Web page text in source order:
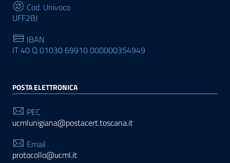
Cod. Univoco
UFF2BJ
IBAN
IT 40 Q 01030 69910 000000354949
POSTA ELETTRONICA
PEC
ucmlunigiana@postacert.toscana.it
Email
protocollo@ucml.it